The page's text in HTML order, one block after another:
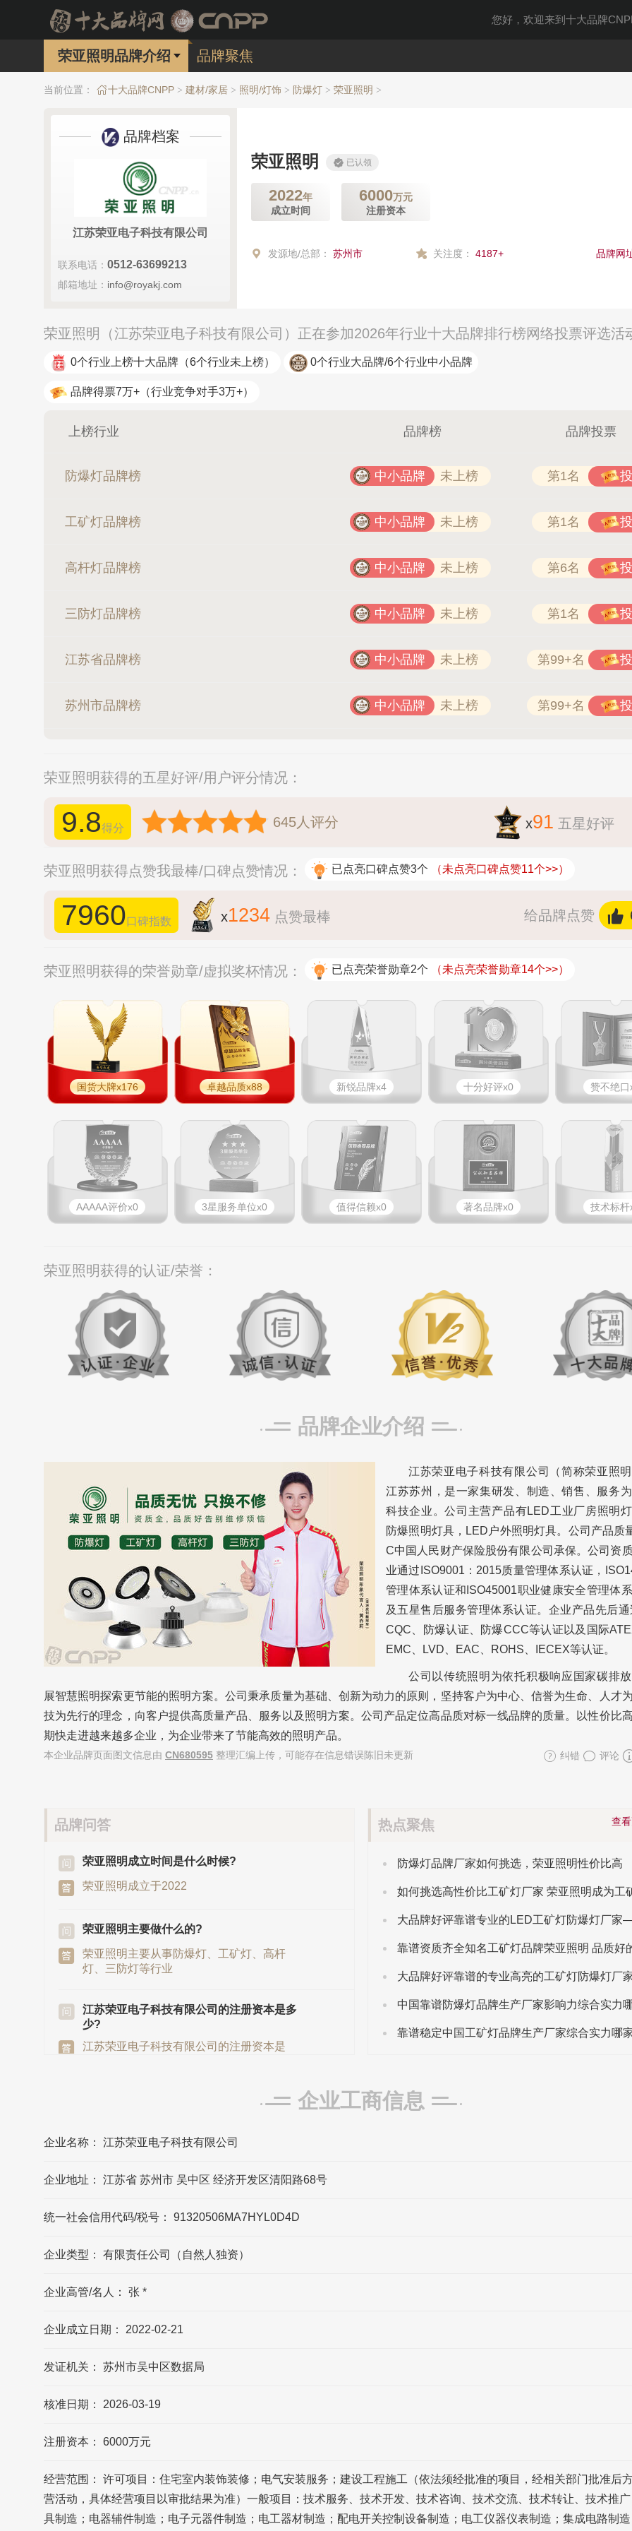
您好，欢迎来到十大品牌
荣亚照明品牌介绍 品牌聚焦
当前位置： 十大品牌CNPP > 建材/家居 > 照明/灯饰 > 防爆灯 > 荣亚照明 >
品牌档案
江苏荣亚电子科技有限公司
联系电话： 0512-63699213
邮箱地址： info@royakj.com
荣亚照明 已认领
2022年
成立时间
6000万元
注册资本
发源地/总部： 苏州市 关注度： 4187+ 品牌网
荣亚照明（江苏荣亚电子科技有限公司）正在参加2026年行业十大品牌排行榜网络投票评选活
0个行业上榜十大品牌 （6个行业未上榜） 0个行业大品牌/6个行业中小品牌
品牌得票7万+ （行业竞争对手3万+）
上榜行业 品牌榜 品牌投票
防爆灯品牌榜 中小品牌 未上榜 第1名
工矿灯品牌榜 中小品牌 未上榜 第1名
高杆灯品牌榜 中小品牌 未上榜 第6名
三防灯品牌榜 中小品牌 未上榜 第1名
江苏省品牌榜 中小品牌 未上榜 第99+名
苏州市品牌榜 中小品牌 未上榜 第99+名
荣亚照明获得的五星好评/用户评分情况：
9.8得分 645人评分 x91 五星好评
荣亚照明获得点赞我最棒/口碑点赞情况： 已点亮口碑点赞3个 （未点亮口碑点赞11个>>）
7960口碑指数 x1234 点赞最棒 给品牌点赞
荣亚照明获得的荣誉勋章/虚拟奖杯情况： 已点亮荣誉勋章2个 （未点亮荣誉勋章14个>>）
国货大牌x176 卓越品质x88 新锐品牌x4 十分好评x0 赞不绝口
AAAAA评价x0 3星服务单位x0 值得信赖x0 著名品牌x0 技术标杆
荣亚照明获得的认证/荣誉：
2
品牌企业介绍
江苏荣亚电子科技有限公司（简称荣亚照
江苏苏州，是一家集研发、制造、销售、服务
科技企业。公司主营产品有LED工业厂房照明
防爆照明灯具，LED户外照明灯具。公司产品质
C中国人民财产保险股份有限公司承保。公司资
业通过ISO9001：2015质量管理体系认证，
管理体系认证和ISO45001职业健康安全管理体
及五星售后服务管理体系认证。企业产品先后
CQC、防爆认证、防爆CCC等认证以及国际
EMC、LVD、EAC、ROHS、IECEX等认证。
公司以传统照明为依托积极响应国家碳排
展智慧照明探索更节能的照明方案。公司秉承质量为基础、创新为动力的原则，坚持客户为中心、信誉为生命、人才
技为先行的理念，向客户提供高质量产品、服务以及照明方案。公司产品定位高品质对标一线品牌的质量。以性价比
期快走进越来越多企业，为企业带来了节能高效的照明产品。
本企业品牌页面图文信息由 CN680595 整理汇编上传，可能存在信息错误陈旧未更新 纠错 评论
品牌问答
荣亚照明成立时间是什么时候?
荣亚照明成立于2022
荣亚照明主要做什么的?
荣亚照明主要从事防爆灯、工矿灯、高杆
灯、三防灯等行业
江苏荣亚电子科技有限公司的注册资本是多
少?
江苏荣亚电子科技有限公司的注册资本是
荣亚照明的联系方式?
63699213，可能数据更新不及时，请以品牌
荣亚照明官网公布的邮箱是
以品牌官网/官方公布的联系方式为准
江苏荣亚电子科技有限公司的企业所在地在
江苏荣亚电子科技有限公司的企业所在地位
于江苏省 苏州市 吴中区 经济开发区清阳路68
号
查
热点聚焦
防爆灯品牌厂家如何挑选，荣亚照明性价比高
中国靠谱防爆灯品牌生产厂家影响力综合实力
靠谱稳定中国工矿灯品牌生产厂家综合实力哪
企业工商信息
企业名称： 江苏荣亚电子科技有限公司
企业地址： 江苏省 苏州市 吴中区 经济开发区清阳路68号
统一社会信用代码/税号： 91320506MA7HYL0D4D
企业类型： 有限责任公司（自然人独资）
企业高管/名人： 张 *
企业成立日期： 2022-02-21
发证机关： 苏州市吴中区数据局
核准日期： 2026-03-19
注册资本： 6000万元
经营范围： 许可项目：住宅室内装饰装修；电气安装服务；建设工程施工（依法须经批准的项目，经相关部门批准后
营活动，具体经营项目以审批结果为准）一般项目：技术服务、技术开发、技术咨询、技术交流、技术转让、技术推
具制造；电器辅件制造；电子元器件制造；电工器材制造；配电开关控制设备制造；电工仪器仪表制造；集成电路制